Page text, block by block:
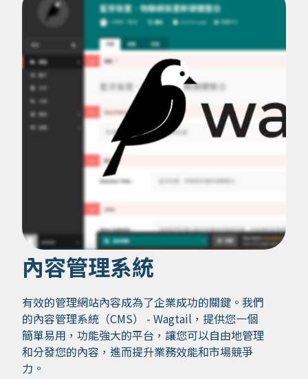
內容管理系統
有效的管理網站內容成為了企業成功的關鍵。我們
的內容管理系統（CMS） - Wagtail，提供您一個
簡單易用，功能強大的平台，讓您可以自由地管理
和分發您的內容，進而提升業務效能和市場競爭
力。